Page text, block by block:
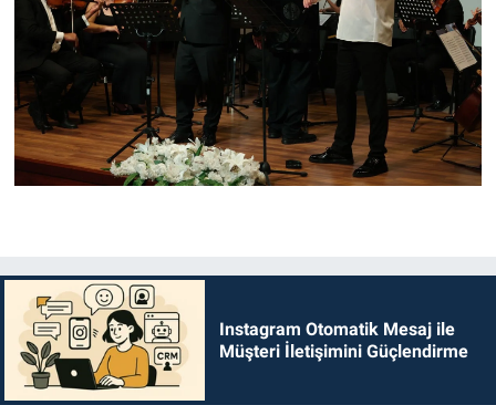
Instagram Otomatik Mesaj ile
Müşteri İletişimini Güçlendirme